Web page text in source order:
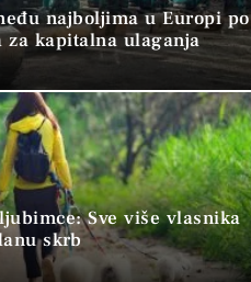
najboljima u Europi po
za kapitalna ulaganja
Sve više vlasnika
skrb